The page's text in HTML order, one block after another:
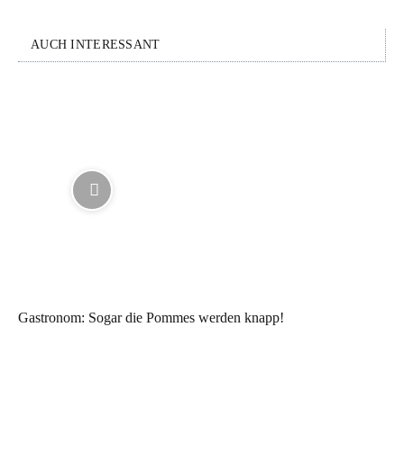
AUCH INTERESSANT
Gastronom: Sogar die Pommes werden knapp!